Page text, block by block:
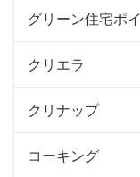
グリーン住宅ポ
クリエラ
クリナップ
コーキング